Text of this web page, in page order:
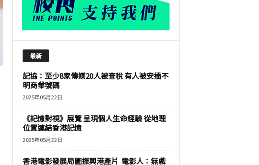
最新
記協：至少8家傳媒20人被查稅 有人被安插不
明商業號碼
2025年05月22日
《記憶對視》展覽 呈現個人生命經驗 從地理
位置連結香港記憶
2025年05月22日
香港電影發展局圖振興港產片 電影人：無戲